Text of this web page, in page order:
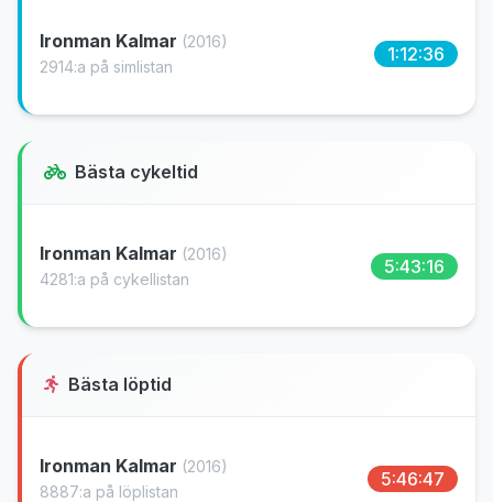
Ironman Kalmar (2016)
2914:a på simlistan
1:12:36
Bästa cykeltid
Ironman Kalmar (2016)
4281:a på cykellistan
5:43:16
Bästa löptid
Ironman Kalmar (2016)
8887:a på löplistan
5:46:47